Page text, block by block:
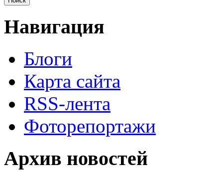
Навигация
Блоги
Карта сайта
RSS-лента
Фоторепортажи
Архив новостей